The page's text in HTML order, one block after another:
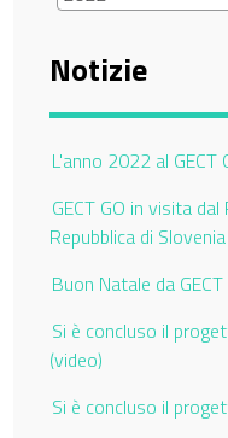
Notizie
L'anno 2022 al GECT
GECT GO in visita
Repubblica di
Buon Natale da GECT
Si è concluso il
(video)
Si è concluso il